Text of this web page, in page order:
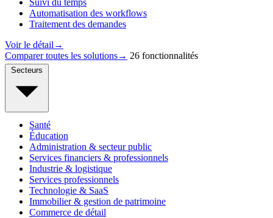
Suivi du temps
Automatisation des workflows
Traitement des demandes
Voir le détail →
Comparer toutes les solutions→ 26 fonctionnalités
Santé
Éducation
Administration & secteur public
Services financiers & professionnels
Industrie & logistique
Services professionnels
Technologie & SaaS
Immobilier & gestion de patrimoine
Commerce de détail